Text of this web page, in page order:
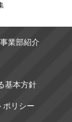
事業部紹介
基本方針
ポリシー